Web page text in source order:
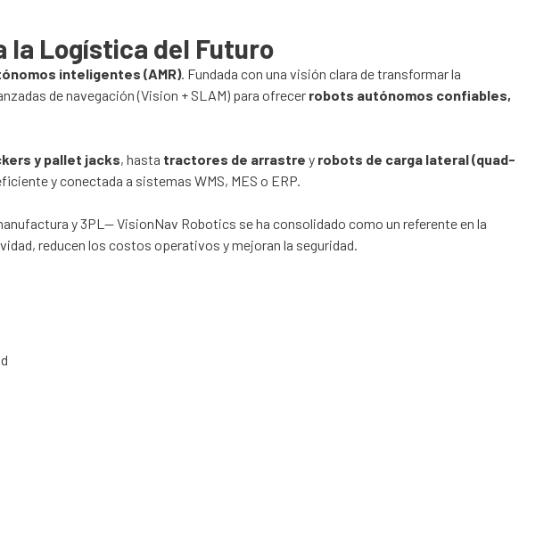
la Logística del Futuro
inteligentes (AMR). Fundada con una visión clara de transformar la
de navegación (Vision + SLAM) para ofrecer robots autónomos confiables,
y pallet jacks, hasta tractores de arrastre y robots de carga lateral (quad-
y conectada a sistemas WMS, MES o ERP.
y 3PL— VisionNav Robotics se ha consolidado como un referente en la
reducen los costos operativos y mejoran la seguridad.